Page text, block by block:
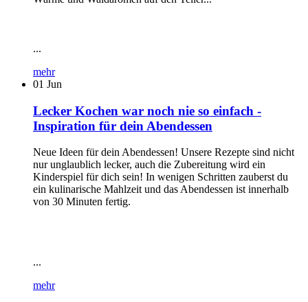
...
mehr
01 Jun
Lecker Kochen war noch nie so einfach -
Inspiration für dein Abendessen
Neue Ideen für dein Abendessen! Unsere Rezepte sind nicht
nur unglaublich lecker, auch die Zubereitung wird ein
Kinderspiel für dich sein! In wenigen Schritten zauberst du
ein kulinarische Mahlzeit und das Abendessen ist innerhalb
von 30 Minuten fertig.
...
mehr